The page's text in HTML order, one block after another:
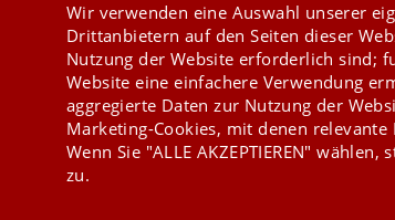
m.b.h.
Herzog-Friedrich-Platz 1 3001 Mauerbach
+43 1 970 300
Wir verwenden eine Auswahl unserer
Drittanbietern auf den Seiten dieser
Nutzung der Website erforderlich sind;
Website eine einfachere Verwendung
aggregierte Daten zur Nutzung der
Marketing-Cookies, mit denen
Wenn Sie "ALLE AKZEPTIEREN"
zu.